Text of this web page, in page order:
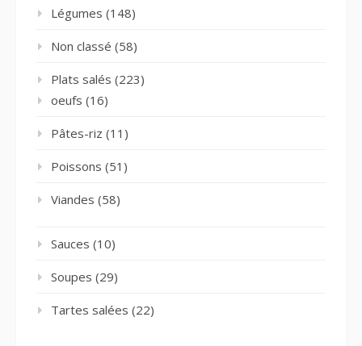
Légumes (148)
Non classé (58)
Plats salés (223)
oeufs (16)
Pâtes-riz (11)
Poissons (51)
Viandes (58)
Sauces (10)
Soupes (29)
Tartes salées (22)